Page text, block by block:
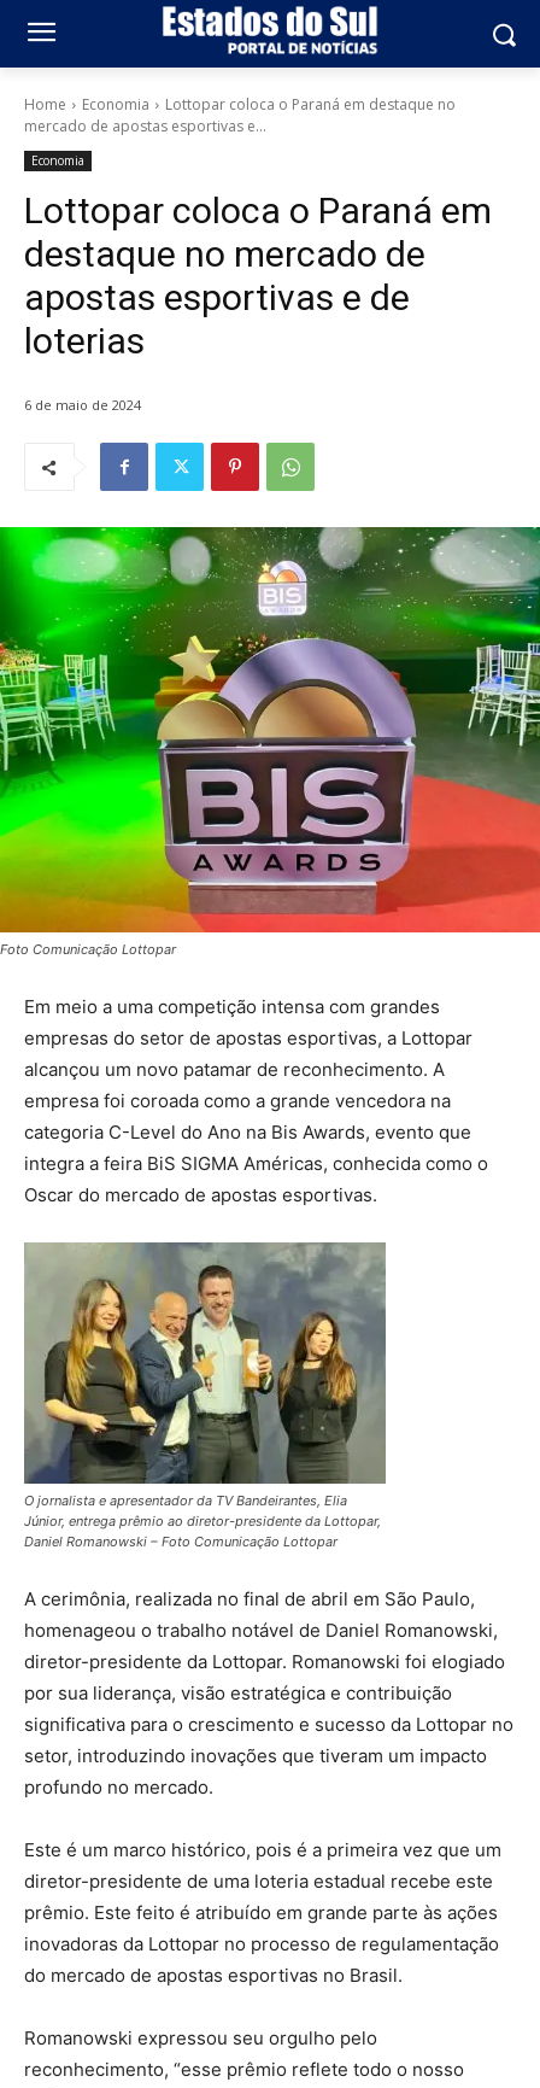
Home Economia
Lottopar coloca o Paraná em destaque no
mercado de apostas esportivas e...
Economia
Lottopar coloca o Paraná em
destaque no mercado de
apostas esportivas e de
loterias
6 de maio de 2024
Foto Comunicação Lottopar
Em meio a uma competição intensa com grandes
empresas do setor de apostas esportivas, a Lottopar
alcançou um novo patamar de reconhecimento. A
empresa foi coroada como a grande vencedora na
categoria C-Level do Ano na Bis Awards, evento que
integra a feira BiS SIGMA Américas, conhecida como o
Oscar do mercado de apostas esportivas.
O jornalista e apresentador da TV Bandeirantes, Elia
Júnior, entrega prêmio ao diretor-presidente da Lottopar,
Daniel Romanowski – Foto Comunicação Lottopar
A cerimônia, realizada no final de abril em São Paulo,
homenageou o trabalho notável de Daniel Romanowski,
diretor-presidente da Lottopar. Romanowski foi elogiado
por sua liderança, visão estratégica e contribuição
significativa para o crescimento e sucesso da Lottopar no
setor, introduzindo inovações que tiveram um impacto
profundo no mercado.
Este é um marco histórico, pois é a primeira vez que um
diretor-presidente de uma loteria estadual recebe este
prêmio. Este feito é atribuído em grande parte às ações
inovadoras da Lottopar no processo de regulamentação
do mercado de apostas esportivas no Brasil.
Romanowski expressou seu orgulho pelo
reconhecimento, “esse prêmio reflete todo o nosso